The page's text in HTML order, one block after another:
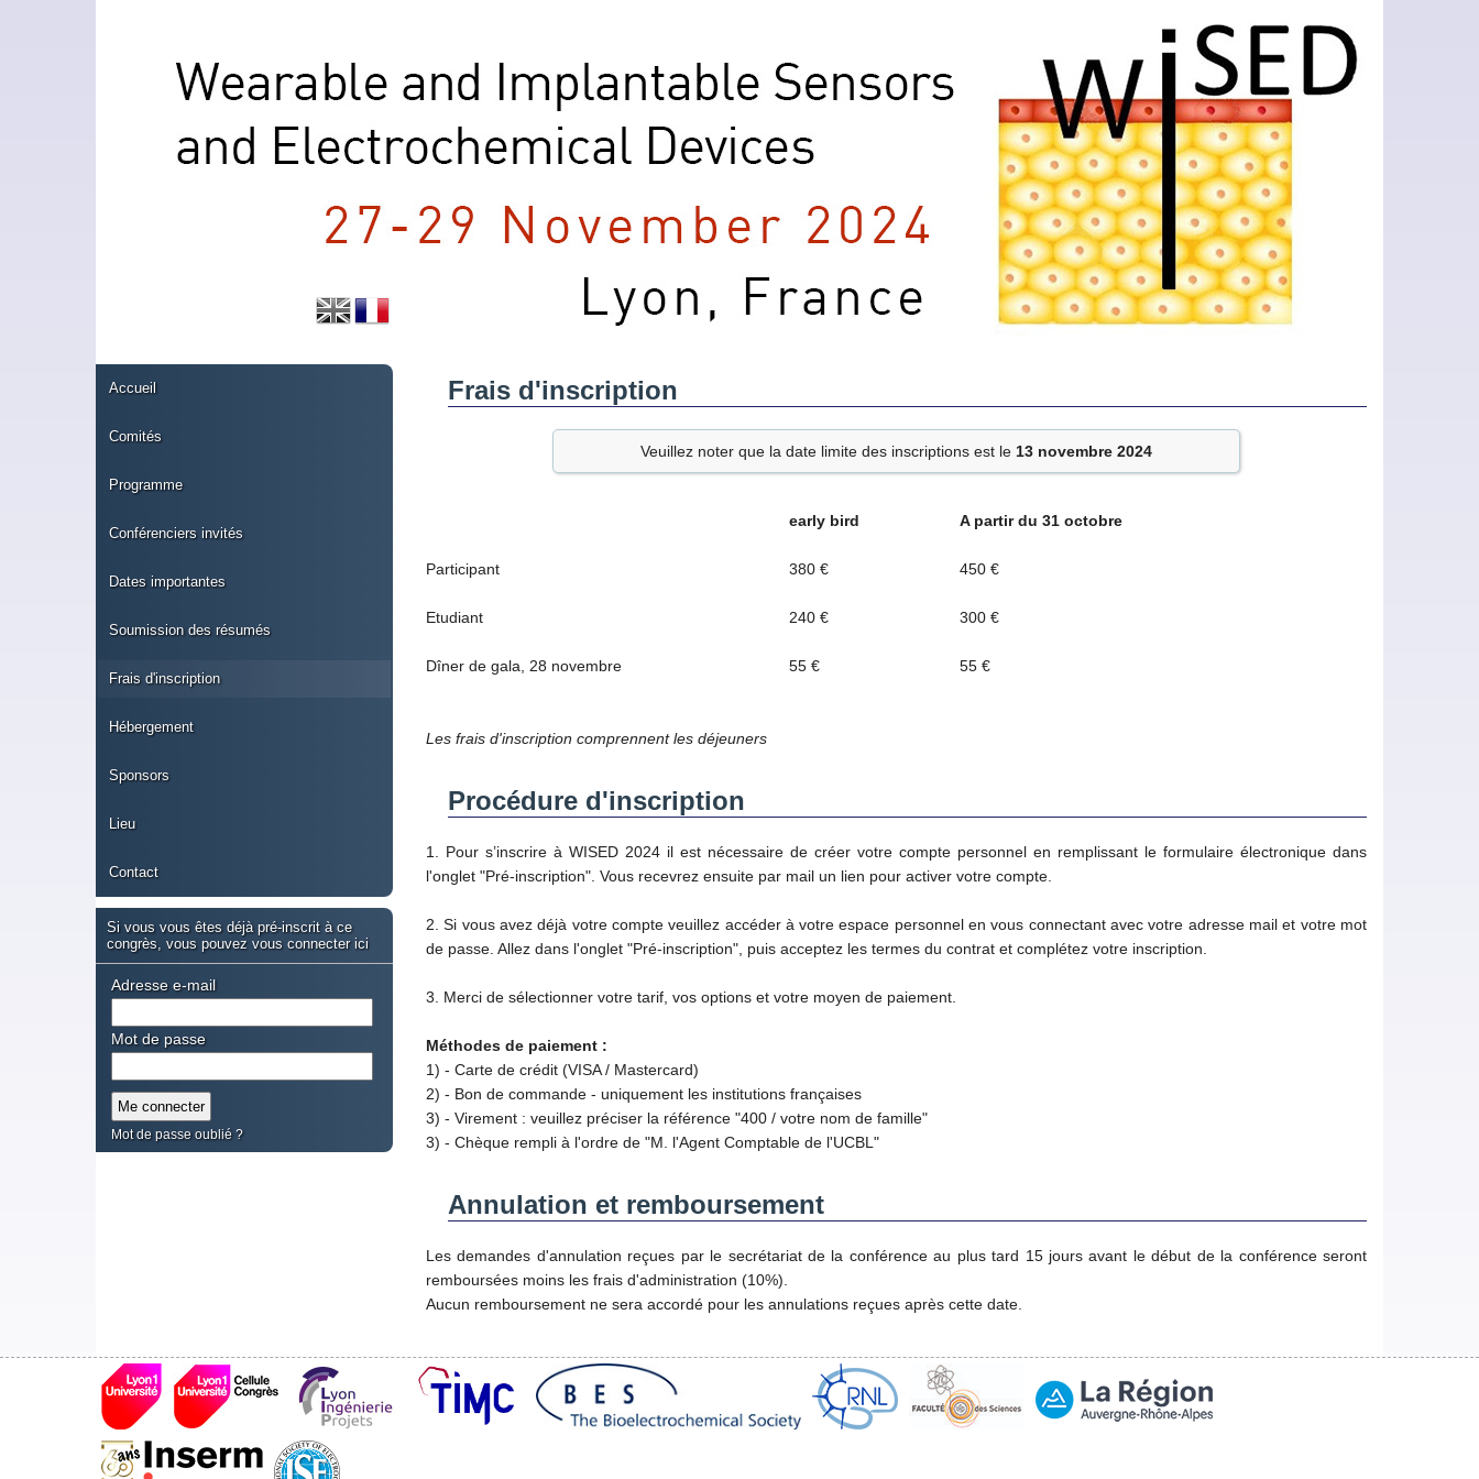
Accueil
Comités
Programme
Conférenciers invités
Dates importantes
Soumission des résumés
Frais d'inscription
Hébergement
Sponsors
Lieu
Contact
Si vous vous êtes déjà pré-inscrit à ce
congrès, vous pouvez vous connecter ici
Mot de passe oublié ?
Adresse e-mail
Mot de passe
Frais d'inscription
Veuillez noter que la date limite des inscriptions est le 13 novembre 2024
early bird A partir du 31 octobre
Participant 380 € 450 €
Etudiant 240 € 300 €
Dîner de gala, 28 novembre 55 € 55 €
Les frais d'inscription comprennent les déjeuners
Procédure d'inscription
1. Pour s’inscrire à WISED 2024 il est nécessaire de créer votre compte personnel en remplissant le formulaire électronique dans
l'onglet "Pré-inscription". Vous recevrez ensuite par mail un lien pour activer votre compte.
2. Si vous avez déjà votre compte veuillez accéder à votre espace personnel en vous connectant avec votre adresse mail et votre mot
de passe. Allez dans l'onglet "Pré-inscription", puis acceptez les termes du contrat et complétez votre inscription.
3. Merci de sélectionner votre tarif, vos options et votre moyen de paiement.
Méthodes de paiement :
1) - Carte de crédit (VISA / Mastercard)
2) - Bon de commande - uniquement les institutions françaises
3) - Virement : veuillez préciser la référence "400 / votre nom de famille"
3) - Chèque rempli à l'ordre de "M. l'Agent Comptable de l'UCBL"
Annulation et remboursement
Les demandes d'annulation reçues par le secrétariat de la conférence au plus tard 15 jours avant le début de la conférence seront
remboursées moins les frais d'administration (10%).
Aucun remboursement ne sera accordé pour les annulations reçues après cette date.